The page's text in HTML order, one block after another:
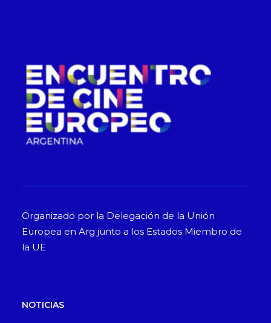
Organizado por la Delegación de la Unión
Europea en Arg junto a los Estados Miembro de
la UE
NOTICIAS